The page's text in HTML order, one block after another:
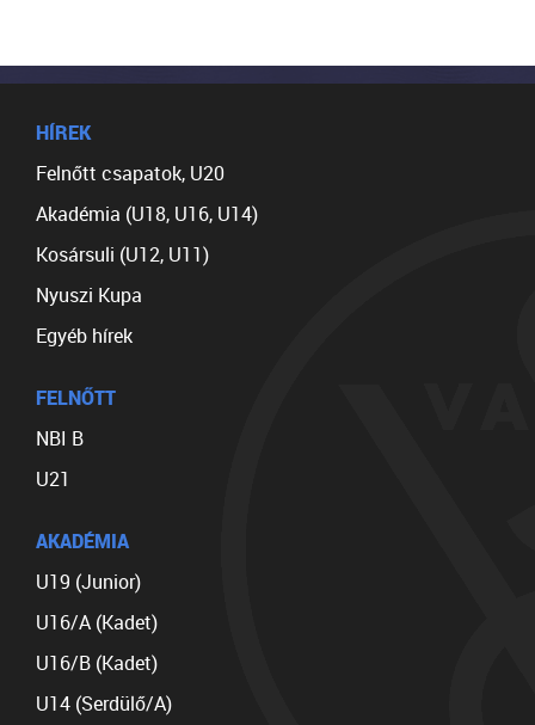
HÍREK
Felnőtt csapatok, U20
Akadémia (U18, U16, U14)
Kosársuli (U12, U11)
Nyuszi Kupa
Egyéb hírek
FELNŐTT
NBI B
U21
AKADÉMIA
U19 (Junior)
U16/A (Kadet)
U16/B (Kadet)
U14 (Serdülő/A)